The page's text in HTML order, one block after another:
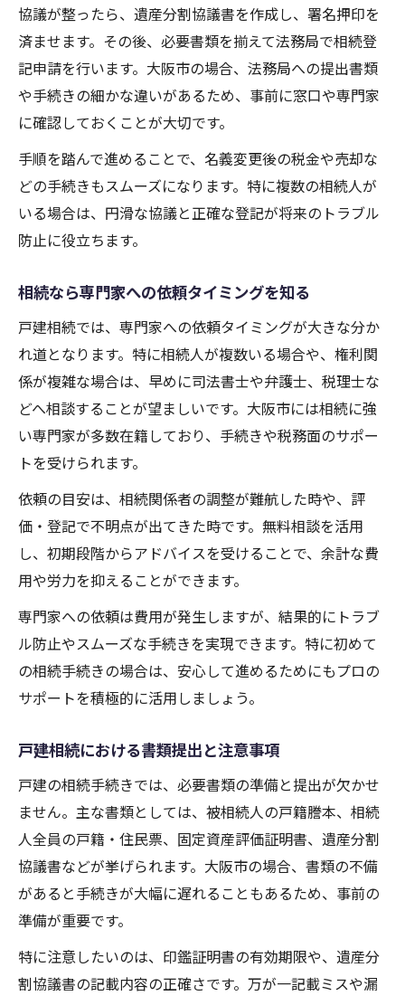
協議が整ったら、遺産分割協議書を作成し、署名押印を
済ませます。その後、必要書類を揃えて法務局で相続登
記申請を行います。大阪市の場合、法務局への提出書類
や手続きの細かな違いがあるため、事前に窓口や専門家
に確認しておくことが大切です。
手順を踏んで進めることで、名義変更後の税金や売却な
どの手続きもスムーズになります。特に複数の相続人が
いる場合は、円滑な協議と正確な登記が将来のトラブル
防止に役立ちます。
相続なら専門家への依頼タイミングを知る
戸建相続では、専門家への依頼タイミングが大きな分か
れ道となります。特に相続人が複数いる場合や、権利関
係が複雑な場合は、早めに司法書士や弁護士、税理士な
どへ相談することが望ましいです。大阪市には相続に強
い専門家が多数在籍しており、手続きや税務面のサポー
トを受けられます。
依頼の目安は、相続関係者の調整が難航した時や、評
価・登記で不明点が出てきた時です。無料相談を活用
し、初期段階からアドバイスを受けることで、余計な費
用や労力を抑えることができます。
専門家への依頼は費用が発生しますが、結果的にトラブ
ル防止やスムーズな手続きを実現できます。特に初めて
の相続手続きの場合は、安心して進めるためにもプロの
サポートを積極的に活用しましょう。
戸建相続における書類提出と注意事項
戸建の相続手続きでは、必要書類の準備と提出が欠かせ
ません。主な書類としては、被相続人の戸籍謄本、相続
人全員の戸籍・住民票、固定資産評価証明書、遺産分割
協議書などが挙げられます。大阪市の場合、書類の不備
があると手続きが大幅に遅れることもあるため、事前の
準備が重要です。
特に注意したいのは、印鑑証明書の有効期限や、遺産分
割協議書の記載内容の正確さです。万が一記載ミスや漏